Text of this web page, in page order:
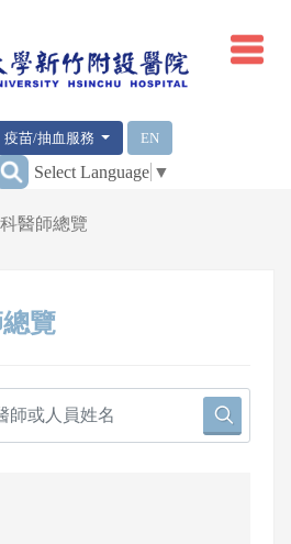
疫苗/抽血服務 EN
Select Language ▼
醫師總覽
覽